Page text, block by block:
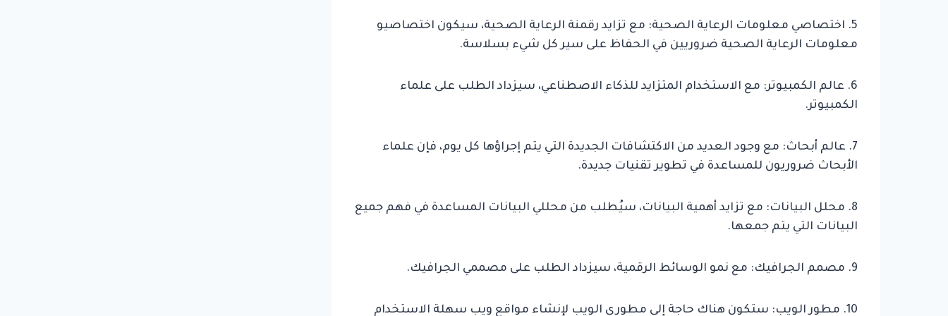
5. اختصاصي معلومات الرعاية الصحية: مع تزايد رقمنة الرعاية الصحية، سيكون اختصاصيو
معلومات الرعاية الصحية ضروريين في الحفاظ على سير كل شيء بسلاسة.
6. عالم الكمبيوتر: مع الاستخدام المتزايد للذكاء الاصطناعي، سيزداد الطلب على علماء
الكمبيوتر.
7. عالم أبحاث: مع وجود العديد من الاكتشافات الجديدة التي يتم إجراؤها كل يوم، فإن علماء
الأبحاث ضروريون للمساعدة في تطوير تقنيات جديدة.
8. محلل البيانات: مع تزايد أهمية البيانات، سيُطلب من محللي البيانات المساعدة في فهم جميع
البيانات التي يتم جمعها.
9. مصمم الجرافيك: مع نمو الوسائط الرقمية، سيزداد الطلب على مصممي الجرافيك.
10. مطور الويب: ستكون هناك حاجة إلى مطوري الويب لإنشاء مواقع ويب سهلة الاستخدام